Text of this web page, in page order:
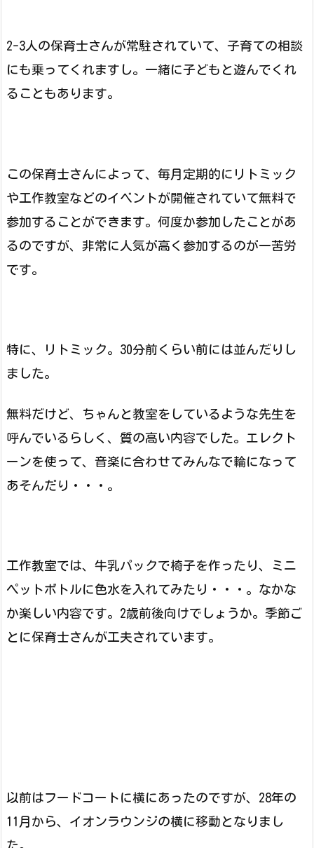
2-3人の保育士さんが常駐されていて、子育ての相談
にも乗ってくれますし。一緒に子どもと遊んでくれ
ることもあります。
この保育士さんによって、毎月定期的にリトミック
や工作教室などのイベントが開催されていて無料で
参加することができます。何度か参加したことがあ
るのですが、非常に人気が高く参加するのが一苦労
です。
特に、リトミック。30分前くらい前には並んだりし
ました。
無料だけど、ちゃんと教室をしているような先生を
呼んでいるらしく、質の高い内容でした。エレクト
ーンを使って、音楽に合わせてみんなで輪になって
あそんだり・・・。
工作教室では、牛乳パックで椅子を作ったり、ミニ
ペットボトルに色水を入れてみたり・・・。なかな
か楽しい内容です。2歳前後向けでしょうか。季節ご
とに保育士さんが工夫されています。
以前はフードコートに横にあったのですが、28年の
11月から、イオンラウンジの横に移動となりまし
た。